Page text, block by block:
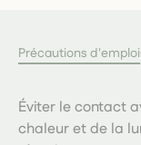
Précautions d'emploi
Éviter le contact
chaleur et de la